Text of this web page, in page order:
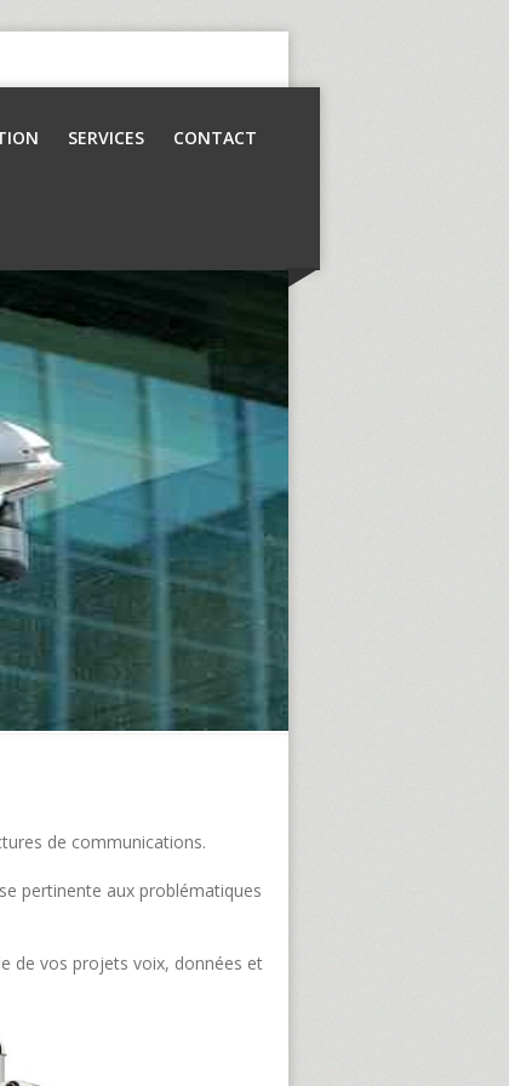
SERVICES CONTACT
de communications.
pertinente aux problématiques
de vos projets voix, données et